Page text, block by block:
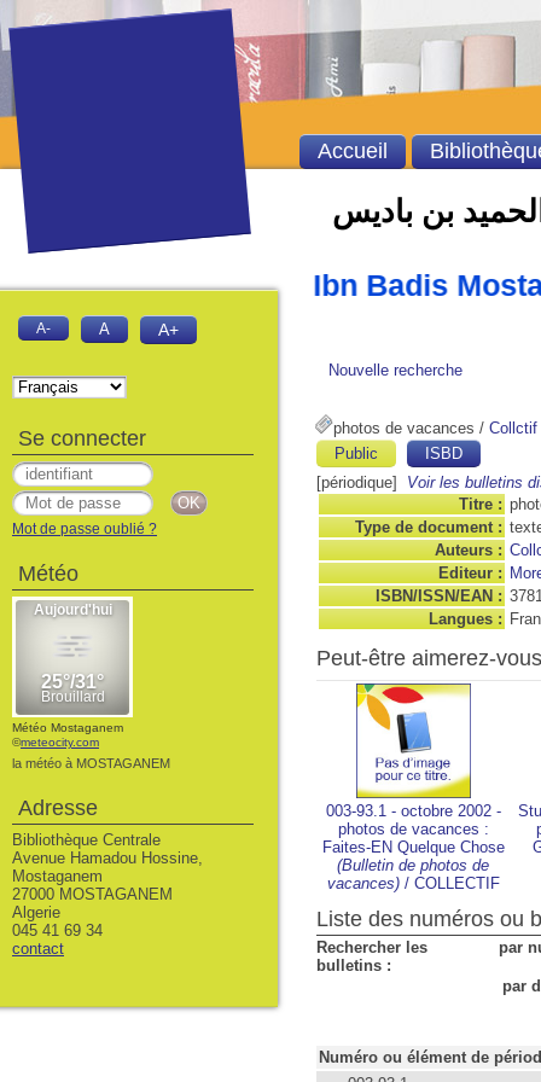
بن باديس
Abdelhamid Ibn Badis
Nouvelle recherche
photos de vacances / Collctif
Public
ISBD
[périodique]
Voir les bulletins
Titre :
Type de document :
Auteurs :
Editeur :
ISBN/ISSN/EAN :
Langues :
Peut-être aimerez-vous
003-93.1 - octobre 2002 -
photos de vacances :
Faites-EN Quelque Chose
(Bulletin de photos de
vacances)/ COLLECTIF
Liste des numéros ou
Rechercher les
bulletins :
par
par
Numéro ou élément de
Accueil
A- A A+
Se connecter
Mot de passe oublié ?
Météo
Météo Mostaganem
©meteocity.com
la météo à MOSTAGANEM
Adresse
Bibliothèque Centrale
Avenue Hamadou Hossine,
Mostaganem
27000 MOSTAGANEM
Algerie
045 41 69 34
contact